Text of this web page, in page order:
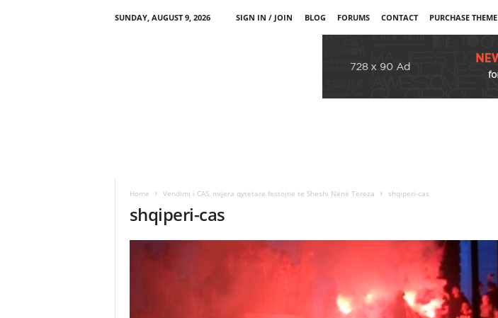
SUNDAY, AUGUST 9, 2026 SIGN IN / JOIN BLOG FORUMS CONTACT PURCHASE THEME
Home Vendimi i CAS, mijera qytetare festojne te Sheshi Nënë Tereza shqiperi-cas
shqiperi-cas